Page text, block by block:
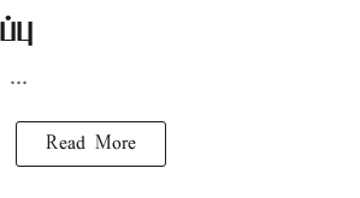
Read More